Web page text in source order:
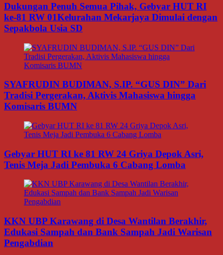
Dukungan Penuh Semua Pihak, Gebyar HUT RI
ke-81 RW 01Kelurahan Mekarjaya Dimulai dengan
Sepakbola Usia SD
SYAFRUDIN BUDIMAN, S.IP. “GUS DIN” Dari
Tradisi Pergerakan, Aktivis Mahasiswa hingga
Komisaris BUMN
Gebyar HUT RI ke 81 RW 24 Griya Depok Asri,
Tenis Meja Jadi Pembuka 6 Cabang Lomba
KKN UBP Karawang di Desa Wantilan Berakhir,
Edukasi Sampah dan Bank Sampah Jadi Warisan
Pengabdian